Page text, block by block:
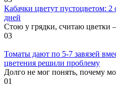
Кабачки цветут пустоцветом: 2
дней
Стою у грядки, считаю цветки
03
Томаты дают по 5-7 завязей
цветения решили проблему
Долго не мог понять, почему
01